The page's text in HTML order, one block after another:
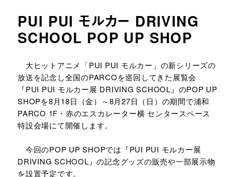
PUI PUI モルカー DRIVING
SCHOOL POP UP SHOP
URLをコピーする
大ヒットアニメ「PUI PUI モルカー」の新シリーズの
放送を記念し全国のPARCOを巡回してきた展覧会
『PUI PUI モルカー展 DRIVING SCHOOL』のPOP UP
SHOPを8月18日（金）～8月27日（日）の期間で浦和
PARCO 1F・赤のエスカレーター横 センタースペース
特設会場にて開催します。
今回のPOP UP SHOPでは『PUI PUI モルカー展
DRIVING SCHOOL』の記念グッズの販売や一部展示物
を設置予定です。